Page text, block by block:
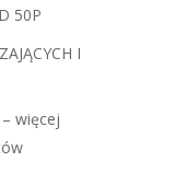
50P
I
więcej